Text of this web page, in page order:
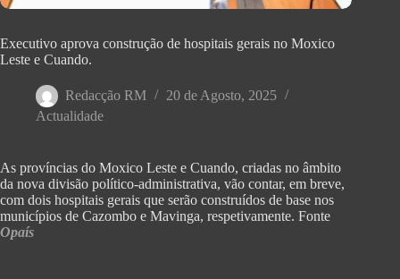
Executivo aprova construção de hospitais gerais no Moxico
Leste e Cuando.
Redacção RM
20 de Agosto, 2025
Actualidade
As províncias do Moxico Leste e Cuando, criadas no âmbito
da nova divisão político-administrativa, vão contar, em breve,
com dois hospitais gerais que serão construídos de base nos
municípios de Cazombo e Mavinga, respetivamente. Fonte
Opaís